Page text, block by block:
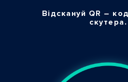
Відскануй QR –
скутера.